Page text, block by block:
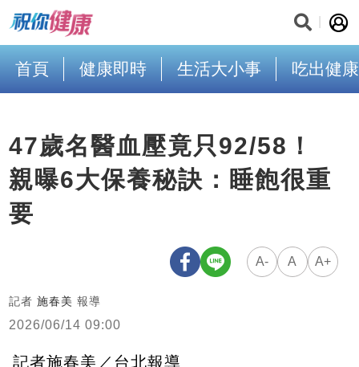
首頁 健康即時 生活大小事 吃出健康
47歲名醫血壓竟只92/58！
親曝6大保養秘訣：睡飽很重
要
A- A A+
記者 施春美 報導
2026/06/14 09:00
記者施春美／台北報導